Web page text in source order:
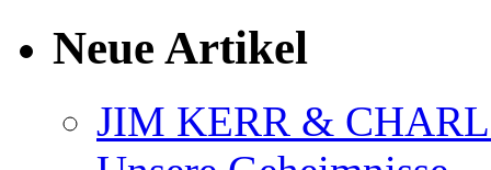
Neue Artikel
JIM KERR &